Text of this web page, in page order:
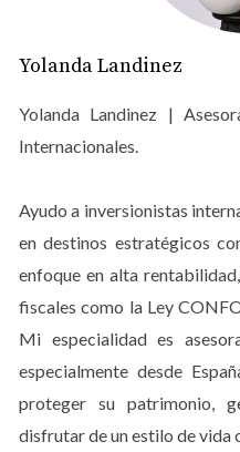
Contrato de Compra-
El contrato de compra-
ambas partes deben
detenidamente y
estén claros.
Precio de venta:
especificado.
Fecha de cierre:
la transferencia
Condiciones: Incluye
Yolanda Landinez
Yolanda Landinez |
Internacionales.
Ayudo a inversionistas
en destinos estratégicos
enfoque en alta
fiscales como la Ley
Mi especialidad es
especialmente desde
proteger su patrimonio,
disfrutar de un estilo de vida